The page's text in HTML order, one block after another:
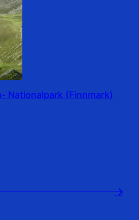
Nationalpark (Finnmark)
→